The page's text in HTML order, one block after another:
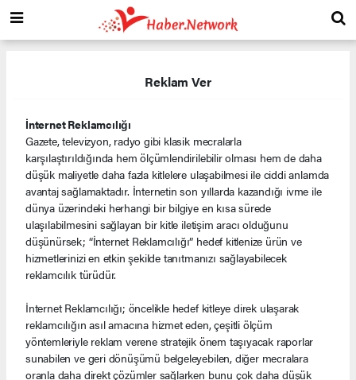
Reklam Ver
İnternet Reklamcılığı
Gazete, televizyon, radyo gibi klasik mecralarla
karşılaştırıldığında hem ölçümlendirilebilir olması hem de daha
düşük maliyetle daha fazla kitlelere ulaşabilmesi ile ciddi anlamda
avantaj sağlamaktadır. İnternetin son yıllarda kazandığı ivme ile
dünya üzerindeki herhangi bir bilgiye en kısa sürede
ulaşılabilmesini sağlayan bir kitle iletişim aracı olduğunu
düşünürsek; “İnternet Reklamcılığı” hedef kitlenize ürün ve
hizmetlerinizi en etkin şekilde tanıtmanızı sağlayabilecek
reklamcılık türüdür.
İnternet Reklamcılığı; öncelikle hedef kitleye direk ulaşarak
reklamcılığın asıl amacına hizmet eden, çeşitli ölçüm
yöntemleriyle reklam verene stratejik önem taşıyacak raporlar
sunabilen ve geri dönüşümü belgeleyebilen, diğer mecralara
oranla daha direkt çözümler sağlarken bunu çok daha düşük